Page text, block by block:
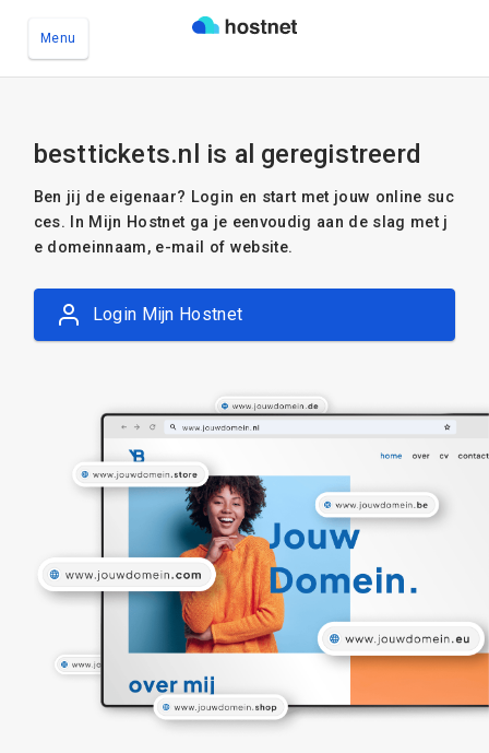
Menu
besttickets.nl is al geregistreerd
Ben jij de eigenaar? Login en start met jouw online suc
ces. In Mijn Hostnet ga je eenvoudig aan de slag met j
e domeinnaam, e-mail of website.
Login Mijn Hostnet